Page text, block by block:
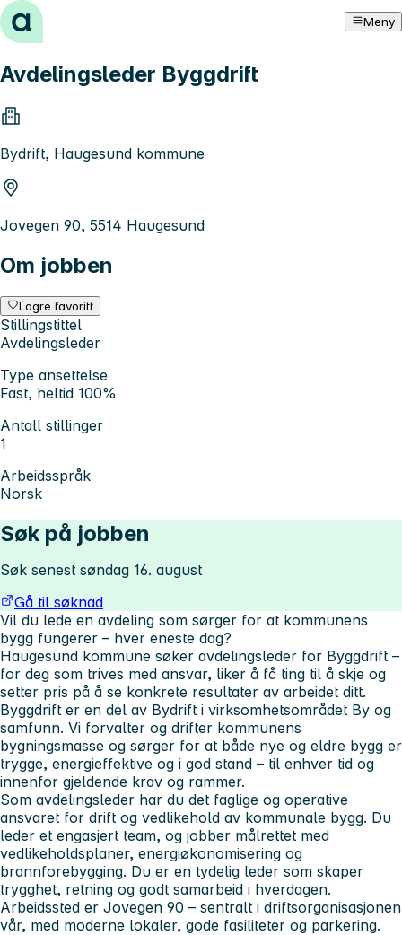
Hopp til innhold Meny
Avdelingsleder Byggdrift
Bydrift, Haugesund kommune
Jovegen 90, 5514 Haugesund
Om jobben
Lagre favoritt
Stillingstittel
Avdelingsleder
Type ansettelse
Fast, heltid 100%
Antall stillinger
1
Arbeidsspråk
Norsk
Søk på jobben
Søk senest søndag 16. august
Gå til søknad
Vil du lede en avdeling som sørger for at kommunens
bygg fungerer – hver eneste dag?
Haugesund kommune søker avdelingsleder for Byggdrift –
for deg som trives med ansvar, liker å få ting til å skje og
setter pris på å se konkrete resultater av arbeidet ditt.
Byggdrift er en del av Bydrift i virksomhetsområdet By og
samfunn. Vi forvalter og drifter kommunens
bygningsmasse og sørger for at både nye og eldre bygg er
trygge, energieffektive og i god stand – til enhver tid og
innenfor gjeldende krav og rammer.
Som avdelingsleder har du det faglige og operative
ansvaret for drift og vedlikehold av kommunale bygg. Du
leder et engasjert team, og jobber målrettet med
vedlikeholdsplaner, energiøkonomisering og
brannforebygging. Du er en tydelig leder som skaper
trygghet, retning og godt samarbeid i hverdagen.
Arbeidssted er Jovegen 90 – sentralt i driftsorganisasjonen
vår, med moderne lokaler, gode fasiliteter og parkering.